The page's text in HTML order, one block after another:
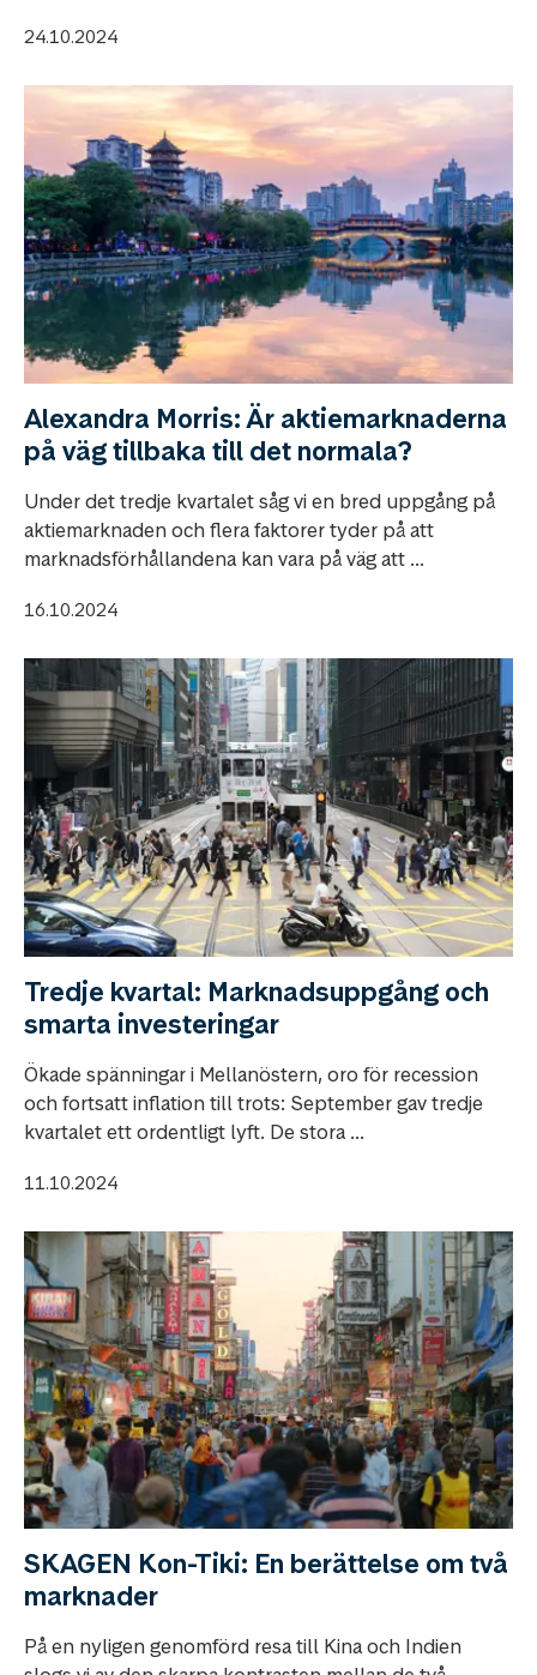
24.10.2024
Alexandra Morris: Är aktiemarknaderna
på väg tillbaka till det normala?
Under det tredje kvartalet såg vi en bred uppgång på
aktiemarknaden och flera faktorer tyder på att
marknadsförhållandena kan vara på väg att ...
16.10.2024
Tredje kvartal: Marknadsuppgång och
smarta investeringar
Ökade spänningar i Mellanöstern, oro för recession
och fortsatt inflation till trots: September gav tredje
kvartalet ett ordentligt lyft. De stora ...
11.10.2024
SKAGEN Kon-Tiki: En berättelse om två
marknader
På en nyligen genomförd resa till Kina och Indien